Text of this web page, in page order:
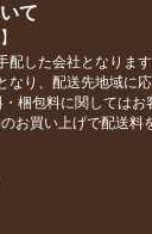
て
配した会社となります
なり、配送先地域に
梱包料に関してはお
お買い上げで配送料